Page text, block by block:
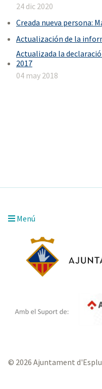
24 dic 2020
Creada nueva persona:
Actualización de la
Actualizada la
2017
04 may 2018
Menú
© 2026 Ajuntament